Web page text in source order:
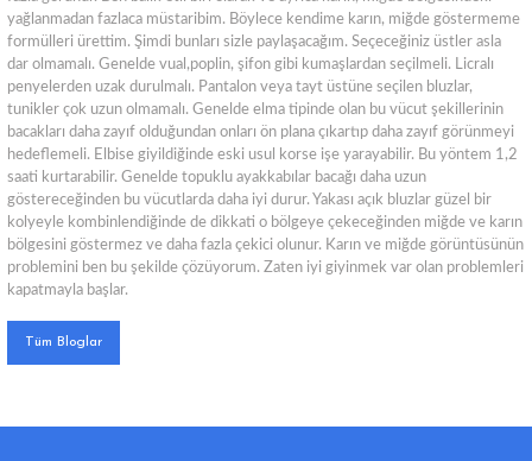
yağlanmadan fazlaca müstaribim. Böylece kendime karın, miğde göstermeme
formülleri ürettim. Şimdi bunları sizle paylaşacağım. Seçeceğiniz üstler asla
dar olmamalı. Genelde vual,poplin, şifon gibi kumaşlardan seçilmeli. Licralı
penyelerden uzak durulmalı. Pantalon veya tayt üstüne seçilen bluzlar,
tunikler çok uzun olmamalı. Genelde elma tipinde olan bu vücut şekillerinin
bacakları daha zayıf olduğundan onları ön plana çıkartıp daha zayıf görünmeyi
hedeflemeli. Elbise giyildiğinde eski usul korse işe yarayabilir. Bu yöntem 1,2
saati kurtarabilir. Genelde topuklu ayakkabılar bacağı daha uzun
göstereceğinden bu vücutlarda daha iyi durur. Yakası açık bluzlar güzel bir
kolyeyle kombinlendiğinde de dikkati o bölgeye çekeceğinden miğde ve karın
bölgesini göstermez ve daha fazla çekici olunur. Karın ve miğde görüntüsünün
problemini ben bu şekilde çözüyorum. Zaten iyi giyinmek var olan problemleri
kapatmayla başlar.
Tüm Bloglar